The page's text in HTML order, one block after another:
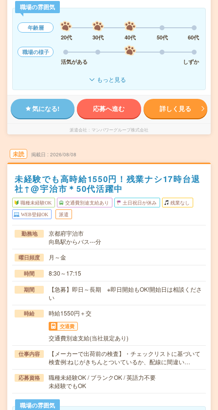
職場の雰囲気
年齢層
20代
30代 40代 50代
60代
職場の様子
活気がある
しずか
もっと見る
気になる! 応募へ進む 詳しく見る
派遣会社 マンパワーグループ株式会社
未読 掲載日 2026/08/08
未経験でも高時給1550円！残業ナシ17時台退
社↑@宇治市＊50代活躍中
職種未経験OK 交通費別途支給あり 土日祝日が休み 残業なし
WEB登録OK 派遣
勤務地
京都府宇治市
向島駅からバス---分
曜日頻度 月～金
時間 8:30～17:15
期間
【急募】即日～長期 ※即日開始もOK!開始日は相談くださ
い
時給 時給1550円＋交
交通費
交通費別途支給(当社規定あり)
仕事内容
【メーカーで出荷前の検査】・チェックリストに基づいて
検査例:ねじがきちんとついているか、配線に間違い…
応募資格
職種未経験OK / ブランクOK / 英語力不要
未経験でもOK
職場の雰囲気